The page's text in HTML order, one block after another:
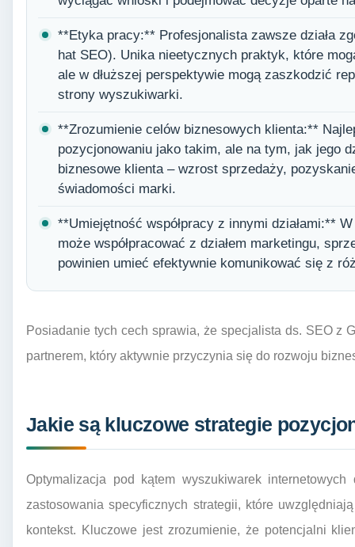
**Etyka pracy:** Profesjonalista zawsze działa
hat SEO). Unika nieetycznych praktyk, które
ale w dłuższej perspektywie mogą zaszkodzić
strony wyszukiwarki.
**Zrozumienie celów biznesowych klienta:**
pozycjonowaniu jako takim, ale na tym, jak jego
biznesowe klienta – wzrost sprzedaży,
świadomości marki.
**Umiejętność współpracy z innymi działami:**
może współpracować z działem marketingu,
powinien umieć efektywnie komunikować się z
Posiadanie tych cech sprawia, że specjalista ds. SEO z
partnerem, który aktywnie przyczynia się do rozwoju
Jakie są kluczowe strategie
Optymalizacja pod kątem wyszukiwarek
zastosowania specyficznych strategii, które
kontekst. Kluczowe jest zrozumienie, że potencjalni